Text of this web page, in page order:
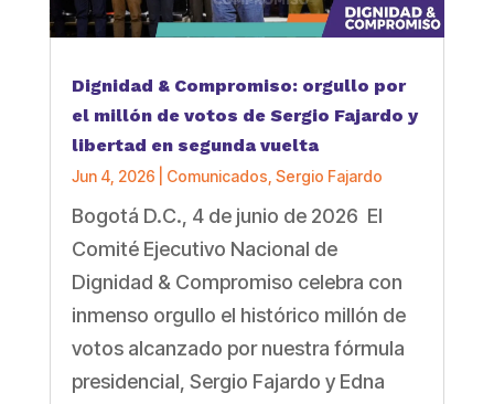
Dignidad & Compromiso: orgullo por
el millón de votos de Sergio Fajardo y
libertad en segunda vuelta
Jun 4, 2026 Comunicados Sergio Fajardo
Bogotá D.C., 4 de junio de 2026 El
Comité Ejecutivo Nacional de
Dignidad & Compromiso celebra con
inmenso orgullo el histórico millón de
votos alcanzado por nuestra fórmula
presidencial, Sergio Fajardo y Edna